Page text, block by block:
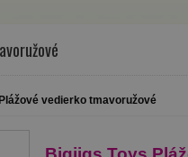
vedierko tmavoružové